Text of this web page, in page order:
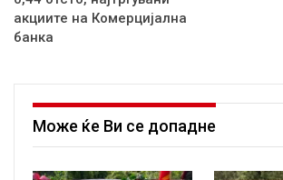
акциите на Комерцијална
банка
Може ќе Ви се допадне